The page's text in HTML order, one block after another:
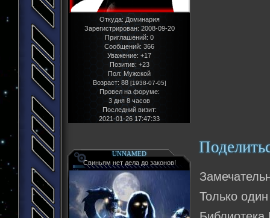
Откуда: Доминария
Зарегистрирован: 2008-09-20
Приглашений: 0
Сообщений: 366
Уважение: +17
Позитив: +23
Пол: Мужской
Возраст: 88 [1938-07-05]
Провел на форуме:
3 дня 8 часов
Последний визит:
2021-01-26 17:47:33
UNNAMED
Свиньям нет дела до законов!
Только один